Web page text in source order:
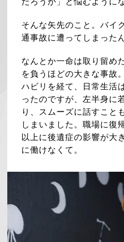
そんな矢先のこと。バイ
通事故に遭ってしまった
なんとか一命は取り留め
を負うほどの大きな事故
ハビリを経て、日常生活
ったのですが、左半身に
り、スムーズに話すこと
しまいました。職場に復
以上に後遺症の影響が大
に働けなくて。